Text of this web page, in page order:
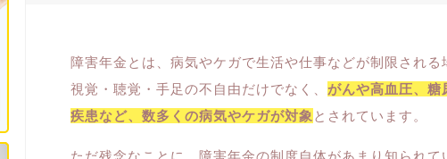
障害年金とは、病気やケガで生活や仕事などが制限され
視覚・聴覚・手足の不自由だけでなく、 がんや高血圧、糖
疾患など、数多くの病気やケガが対象 とされています。
ただ残念なことに、障害年金の制度自体があまり知られ